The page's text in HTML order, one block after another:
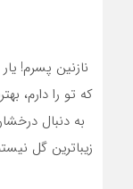
نازنین پسرم!
که تو را دارم،
به دنبال
زیباترین گل